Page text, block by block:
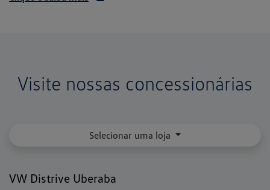
Visite nossas concessionárias
Selecionar uma loja
VW Distrive Uberaba